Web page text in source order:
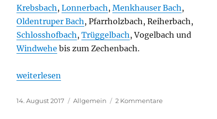
Krebsbach,Lonnerbach,Menkhauser Bach,
Oldentruper Bach, Pfarrholzbach, Reiherbach,
Schlosshofbach,Trüggelbach, Vogelbach und
Windwehe bis zum Zechenbach.
„Bielefeld liegt doch am Wasser!“
weiterlesen
Veröffentlicht
14. August 2017 Kategorien
Allgemein 2 Kommentarezu